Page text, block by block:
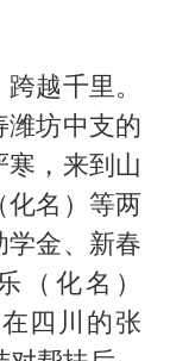
越千里。
坊中支的
，来到山
名）等两
金、新春
（化名）
四川的张